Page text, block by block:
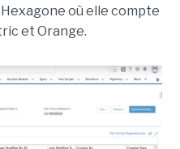
où elle compte
et Orange.